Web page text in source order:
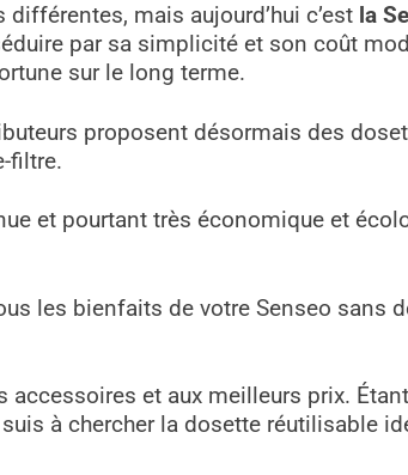
mais aujourd’hui c’est la
par sa simplicité et son coût
sur le long terme.
proposent désormais des
filtre.
et pourtant très économique et
les bienfaits de votre Senseo sans
et aux meilleurs prix.
à chercher la dosette réutilisable